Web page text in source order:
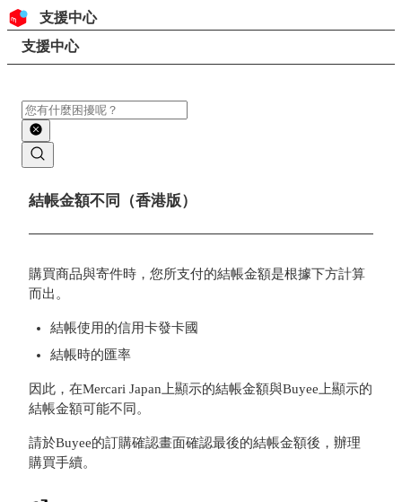
跳至內容
頁首支援中心
搜尋
頁面路徑
支援中心
搜尋
主要內容
結帳金額不同（香港版）
購買商品與寄件時，您所支付的結帳金額是根據下方計算
而出。
結帳使用的信用卡發卡國
結帳時的匯率
因此，在Mercari Japan上顯示的結帳金額與Buyee上顯示的
結帳金額可能不同。
請於Buyee的訂購確認畫面確認最後的結帳金額後，辦理
購買手續。